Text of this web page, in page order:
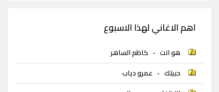
اهم الاغاني لهذا الاسبوع
هو انت - كاظم الساهر
حبيتك - عمرو دياب